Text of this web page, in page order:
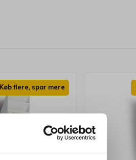
Køb flere, spar mere